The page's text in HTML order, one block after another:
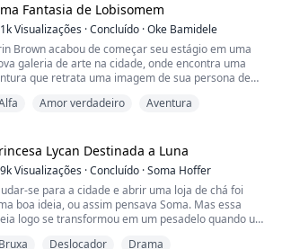
uma tragédia devastadora que quase destrói a
Clawson, Rhea é forçada a assumir o manto de
e reviver a alcateia em dificuldades. Quando Kian,
Fantasia de Lobisomem
Visualizações ·Concluído ·Oke Bamidele
Brown acabou de começar seu estágio em uma
galeria de arte na cidade, onde encontra uma
que retrata uma imagem de sua persona de
Seu novo chefe, Devon Grey, a chama
antes daquele dia.
a convencê-la de que ...
Amor verdadeiro Aventura
Lycan Destinada a Luna
Visualizações ·Concluído ·Soma Hoffer
se para a cidade e abrir uma loja de chá foi
boa ideia, ou assim pensava Soma. Mas essa
logo se transformou em um pesadelo quando um
Bruxa Deslocador Drama